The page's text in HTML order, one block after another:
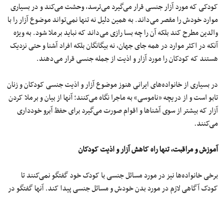
کودکی که مورد آزار جنسی قرار می‌گیرد می‌ترسد، وحشت می‌کند و در بسیاری
موارد خودش را مقصر می‌داند. به همین دلیل نه تنها نمی‌تواند موضوع آزار را با
والدین مطرح کند بلکه آن را چه بسا رازی می‌داند که نباید برملا شود. به ویژه
آنکه در اکثر موارد در همه جای جهان، نه بیگانگان بلکه افراد آشنا و حتی نزدیک
هستند که کودکان را مورد آزار و اذیت از جمله جنسی قرار می‌دهند.
در بسیاری از خانواده‌های ایرانی هنوز موضوع آزار و اذیت جنسی کودکان و زنان
تابو است و از دریچه «ناموسی» به ماجرا نگاه می‌کنند؛ آنها از بیان و برملا کردن
آزار که بیشتر از سوی آشنا‌ها و اقوام صورت می‌گیرد برای حفظ آبرو خودداری
می‌کنند.
آموزش و مراقبت، تنها راه کاهش آزار و اذیت کودکان
برخی خانواده‌ها نیز در مورد مسائل جنسی با کودک خود گفتگو نمی‌کنند تا
کودک آگاهی لازم در مورد بدن خودش و مسائل جنسی پیدا کند. آنها گفتگو در